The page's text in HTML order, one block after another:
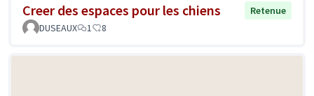
Creer des espaces pour les chiens
Retenue
DUSEAUX
1 8